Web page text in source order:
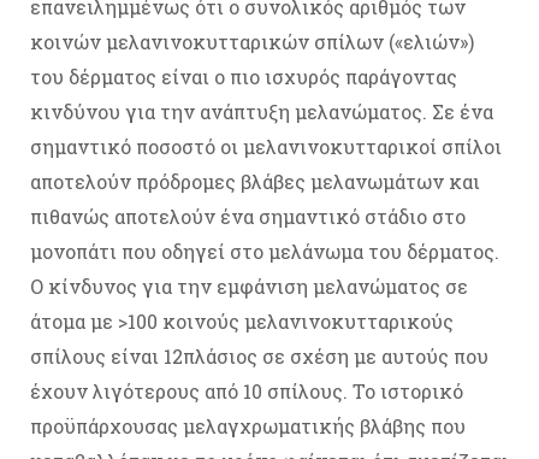
επανειλημμένως ότι ο συνολικός αριθμός των
κοινών μελανινοκυτταρικών σπίλων («ελιών»)
του δέρματος είναι ο πιο ισχυρός παράγοντας
κινδύνου για την ανάπτυξη μελανώματος. Σε ένα
σημαντικό ποσοστό οι μελανινοκυτταρικοί σπίλοι
αποτελούν πρόδρομες βλάβες μελανωμάτων και
πιθανώς αποτελούν ένα σημαντικό στάδιο στο
μονοπάτι που οδηγεί στο μελάνωμα του δέρματος.
Ο κίνδυνος για την εμφάνιση μελανώματος σε
άτομα με >100 κοινούς μελανινοκυτταρικούς
σπίλους είναι 12πλάσιος σε σχέση με αυτούς που
έχουν λιγότερους από 10 σπίλους. Το ιστορικό
προϋπάρχουσας μελαγχρωματικής βλάβης που